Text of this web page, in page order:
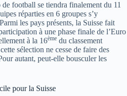
de football se tiendra finalement du 11
réparties en 6 groupes s’y
les pays présents, la Suisse fait
à une phase finale de l’Euro
à la 16ème du classement
sélection ne cesse de faire des
autant, peut-elle bousculer les
pour la Suisse